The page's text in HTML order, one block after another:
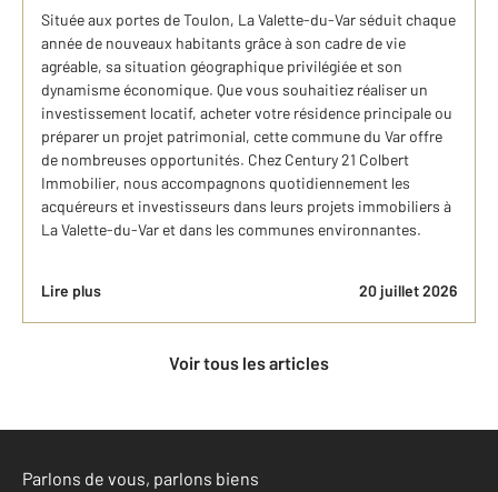
Située aux portes de Toulon, La Valette-du-Var séduit chaque
année de nouveaux habitants grâce à son cadre de vie
agréable, sa situation géographique privilégiée et son
dynamisme économique. Que vous souhaitiez réaliser un
investissement locatif, acheter votre résidence principale ou
préparer un projet patrimonial, cette commune du Var offre
de nombreuses opportunités. Chez Century 21 Colbert
Immobilier, nous accompagnons quotidiennement les
acquéreurs et investisseurs dans leurs projets immobiliers à
La Valette-du-Var et dans les communes environnantes.
Lire plus 20 juillet 2026
Voir tous les articles
Parlons de vous, parlons biens